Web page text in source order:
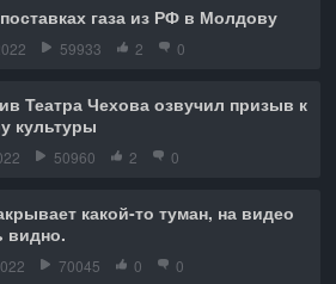
газа из РФ в Молдову
59933 2 0
Театра Чехова озвучил призыв к
культуры
50960 2 0
какой-то туман, на видео
видно.
70045 0 0